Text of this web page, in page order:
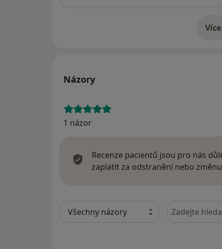
Více
o
Názory
1 názor
Recenze pacientů jsou pro nás
zaplatit za odstranění nebo
Hledejte v